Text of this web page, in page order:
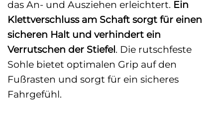
das An- und Ausziehen erleichtert. Ein
Klettverschluss am Schaft sorgt für einen
sicheren Halt und verhindert ein
Verrutschen der Stiefel. Die rutschfeste
Sohle bietet optimalen Grip auf den
Fußrasten und sorgt für ein sicheres
Fahrgefühl.